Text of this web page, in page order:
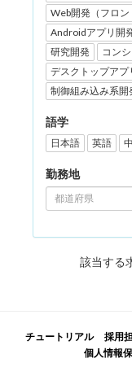
Web開発（フロン
Androidアプリ開
研究開発
コン
デスクトップアプ
制御組み込み系開
語学
日本語 英語
勤務地
都道府県
該当する
チュートリアル 採用
個人情報